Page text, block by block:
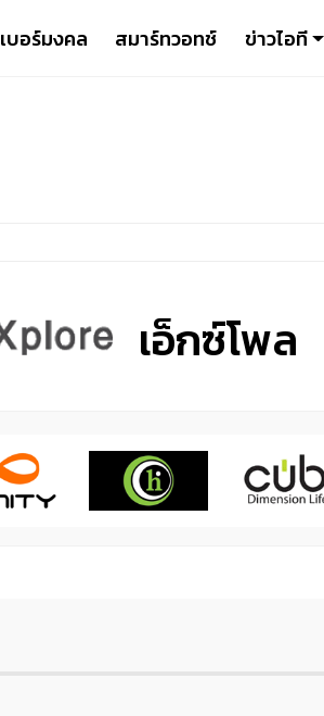
เบอร์มงคล สมาร์ทวอทช์ ข่าวไอที
เอ็กซ์โพล